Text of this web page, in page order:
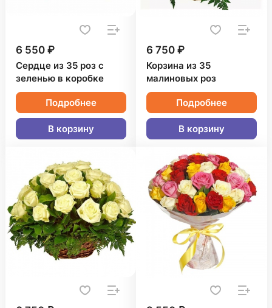
6 550 ₽
Сердце из 35 роз с
зеленью в коробке
Подробнее
В корзину
6 750 ₽
Корзина из 35
малиновых роз
Подробнее
В корзину